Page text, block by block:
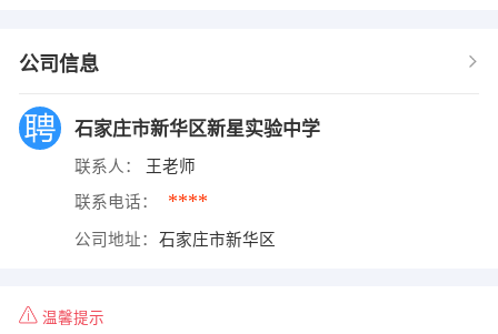
公司信息
石家庄市新华区新星实验中学
联系人： 王老师
联系电话： ****
公司地址： 石家庄市新华区
温馨提示